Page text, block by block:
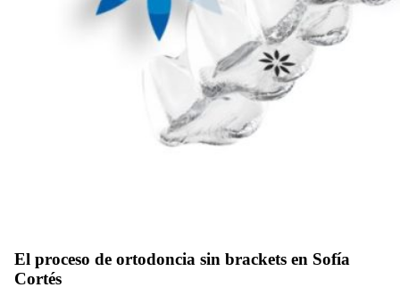
El proceso de ortodoncia sin brackets en Sofía
Cortés